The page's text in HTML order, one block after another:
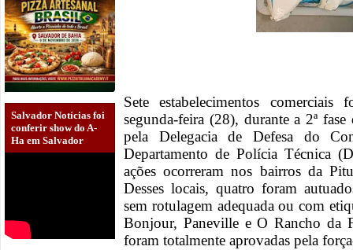
Salvador Notícias foi
conferir show do A-
Ha em Salvador
Sete estabelecimentos comerciais
segunda-feira (28), durante a 2ª
pela Delegacia de Defesa do
Departamento de Polícia Técnica
ações ocorreram nos bairros da
Desses locais, quatro foram
sem rotulagem adequada ou com
Bonjour, Paneville e O Rancho da
foram totalmente aprovadas pela